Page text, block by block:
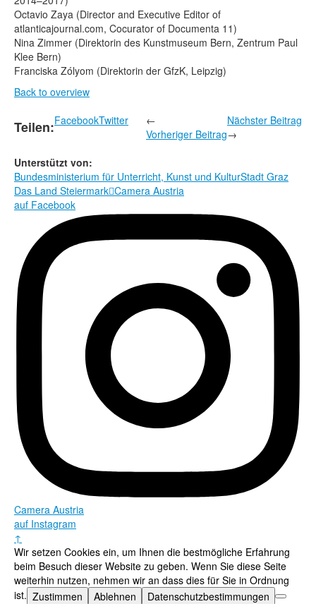
Octavio Zaya (Director and Executive Editor of
atlanticajournal.com, Cocurator of Documenta 11)
Nina Zimmer (Direktorin des Kunstmuseum Bern, Zentrum Paul
Klee Bern)
Franciska Zólyom (Direktorin der GfzK, Leipzig)
Back to overview
Teilen:FacebookTwitter
←
Vorheriger Beitrag
Nächster Beitrag
→
Unterstützt von:
Bundesministerium für Unterricht, Kunst und KulturStadt Graz
Das Land SteiermarkCamera Austria
auf Facebook
Camera Austria
auf Instagram
↑
Wir setzen Cookies ein, um Ihnen die bestmögliche Erfahrung
beim Besuch dieser Website zu geben. Wenn Sie diese Seite
weiterhin nutzen, nehmen wir an dass dies für Sie in Ordnung
ist. Zustimmen Ablehnen Datenschutzbestimmungen